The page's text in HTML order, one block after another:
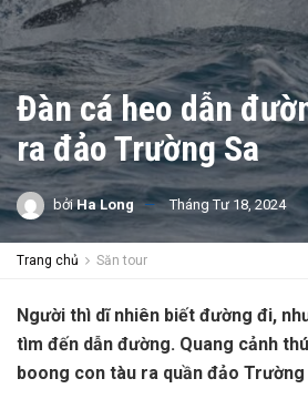
Đàn cá heo dẫn
ra đảo Trường Sa
bởi Ha Long Tháng Tư 18, 2024
Trang chủ Săn tour
Người thì dĩ nhiên biết đường đi,
tìm đến dẫn đường. Quang cảnh
boong con tàu ra quần đảo Trường